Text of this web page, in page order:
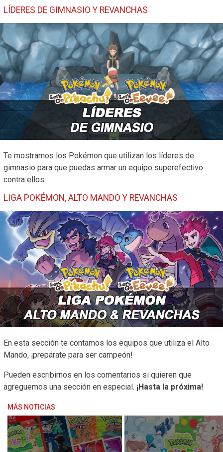
LÍDERES DE GIMNASIO Y REVANCHAS
Te mostramos los Pokémon que utilizan los líderes de
gimnasio para que puedas armar un equipo superefectivo
contra ellos.
LIGA POKÉMON, ALTO MANDO Y REVANCHAS
En esta sección te contamos los equipos que utiliza el Alto
Mando, ¡prepárate para ser campeón!
Pueden escribirnos en los comentarios si quieren que
agreguemos una sección en especial. ¡Hasta la próxima!
MÁS NOTICIAS